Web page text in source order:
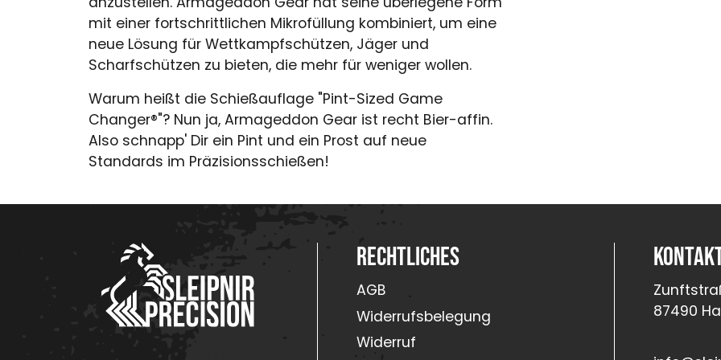
mit einer fortschrittlichen Mikrofüllung kombiniert, um eine
neue Lösung für Wettkampfschützen, Jäger und
Scharfschützen zu bieten, die mehr für weniger wollen.
Warum heißt die Schießauflage "Pint-Sized Game
Changer®"? Nun ja, Armageddon Gear ist recht Bier-affin.
Also schnapp' Dir ein Pint und ein Prost auf neue
Standards im Präzisionsschießen!
Rechtliches
AGB
Widerrufsbelegung
Widerruf
87490